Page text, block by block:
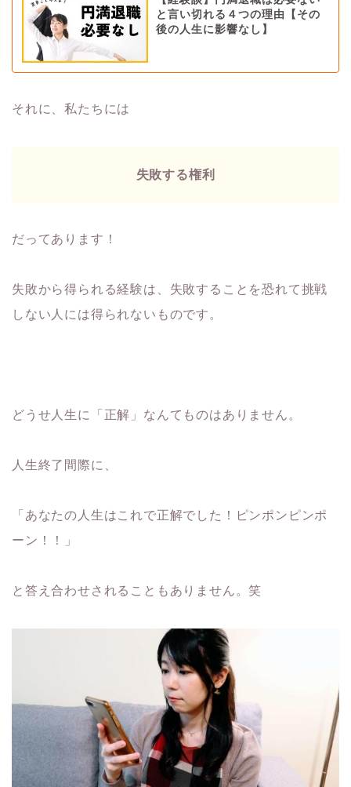
と言い切れる４つの理由【その
後の人生に影響なし】
それに、私たちには
失敗する権利
だってあります！
失敗から得られる経験は、失敗することを恐れて挑戦
しない人には得られないものです。
どうせ人生に「正解」なんてものはありません。
人生終了間際に、
「あなたの人生はこれで正解でした！ピンポンピンポ
ーン！！」
と答え合わせされることもありません。笑